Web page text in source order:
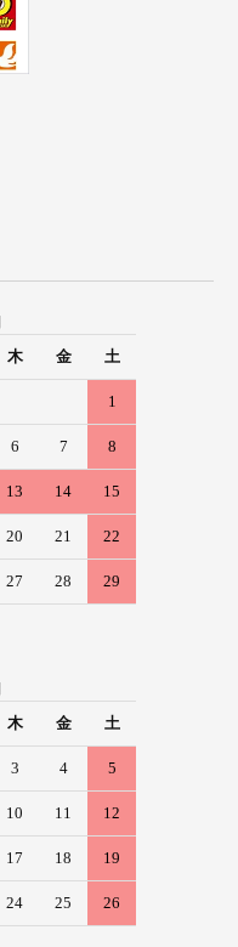
木 金 土
1
6 7 8
13 14 15
20 21 22
27 28 29
木 金 土
3 4 5
10 11 12
17 18 19
24 25 26